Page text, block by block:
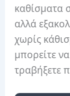
καθίσματα
αλλά
χωρίς
μπορείτε
τραβήξετε